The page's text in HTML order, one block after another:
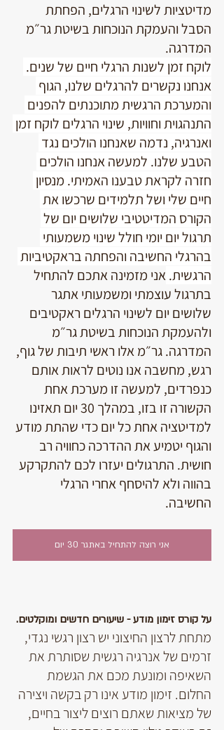
מדיטציות לשינוי הרגלים, הפחתת
הסבל והעמקת הנוכחות בשיטת גר״מ
המדרגה.
לוקח זמן לשנות הרגלי חיים של שנים.
אנחנו נקשרים להרגלים שלנו, הגוף
והמערכת הרגשית מתוכנתים להפנים
התנהגוית וחוויות, שינוי הרגלים לוקח זמן
ואנרגיה, נדמה שאנחנו הולכים נגד
הטבע שלנו. למעשה אנחנו הולכים
חזרה לקראת טבענו האמיתי. מנסיון
חיים שלי ושל תלמידים שרכשו את
הקורס המדיטטיבי שלושים יום של
תרגול יום יומי חולל שינוי משמעותי
בהרגלי החשיבה והפחתה בראקטיביות
הרגשית. אני מזמינה אתכם להתחיל
בתרגול עוצמתי ומשמעותי אתגר
שלושים יום לשינוי הרגלים ראקטיבים
ולהעמקת הנוכחות בשיטת גר״מ
המדרגה. גר״מ אלו ראשי תיבות של גוף,
רגש, מחשבה אנו נוטים לראות אותם
כנפרדים, למעשה זו מערכת אחת
הקשורה זו בזו, במהלך 30 יום תאזינו
למדיטציה אחת כל יום כדי שהתת מודע
והגוף יטמיע את ההדרכה כחוויה רב
חושית. התרגולים יעזרו לכם להתקרקע
בהווה ולא להיסחף אחרי הרגלי
החשיבה.
אני רוצה להתחיל באתגר 30 יום
על קורס זימון מודע - שיעורים חדשים ומוקלטים.
מתחת לרצון החיצוני יש רצון רגשי נגדי,
זרמים של אנרגיה רגשית שסותרת את
השאיפה ומונעת מכם את הגשמת
החלום. זימון מודע אינו רק בקשה ויצירה
של מציאות שאתם רוצים ליצור בחיים,